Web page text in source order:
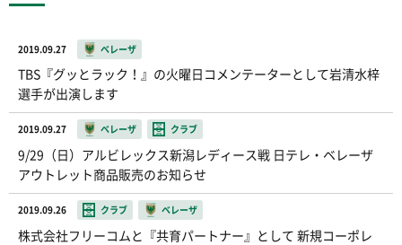
2019.09.27 ベレーザ
TBS『グッとラック！』の火曜日コメンテーターとして岩清水梓
選手が出演します
2019.09.27 ベレーザ クラブ
9/29（日）アルビレックス新潟レディース戦 日テレ・ベレーザ
アウトレット商品販売のお知らせ
2019.09.26 クラブ ベレーザ
株式会社フリーコムと『共育パートナー』として 新規コーポレ